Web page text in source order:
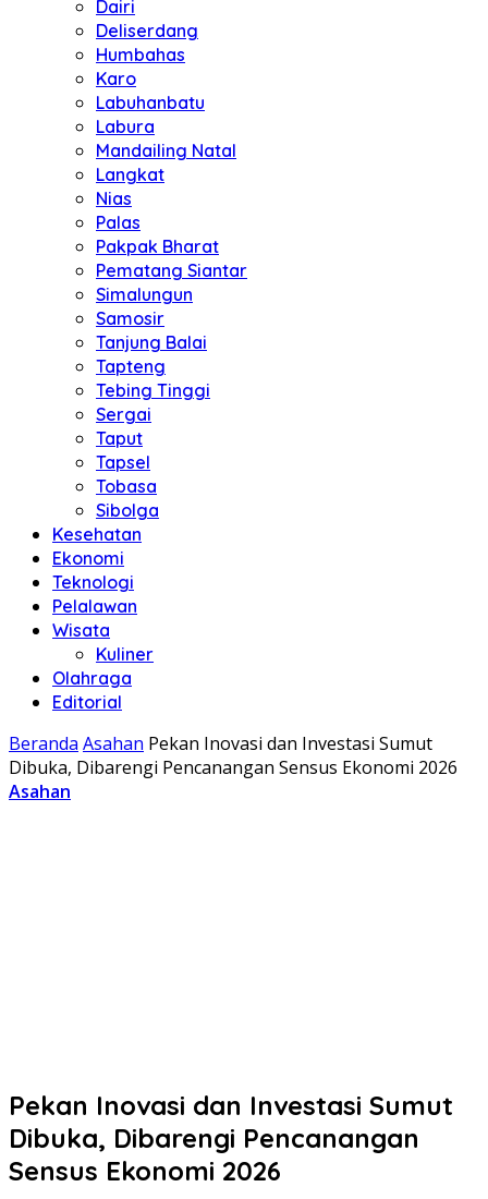
Dairi
Deliserdang
Humbahas
Karo
Labuhanbatu
Labura
Mandailing Natal
Langkat
Nias
Palas
Pakpak Bharat
Pematang Siantar
Simalungun
Samosir
Tanjung Balai
Tapteng
Tebing Tinggi
Sergai
Taput
Tapsel
Tobasa
Sibolga
Kesehatan
Ekonomi
Teknologi
Pelalawan
Wisata
Kuliner
Olahraga
Editorial
Beranda Asahan Pekan Inovasi dan Investasi Sumut
Dibuka, Dibarengi Pencanangan Sensus Ekonomi 2026
Asahan
Pekan Inovasi dan Investasi Sumut
Dibuka, Dibarengi Pencanangan
Sensus Ekonomi 2026